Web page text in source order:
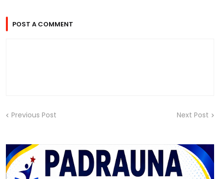
POST A COMMENT
Previous Post Next Post